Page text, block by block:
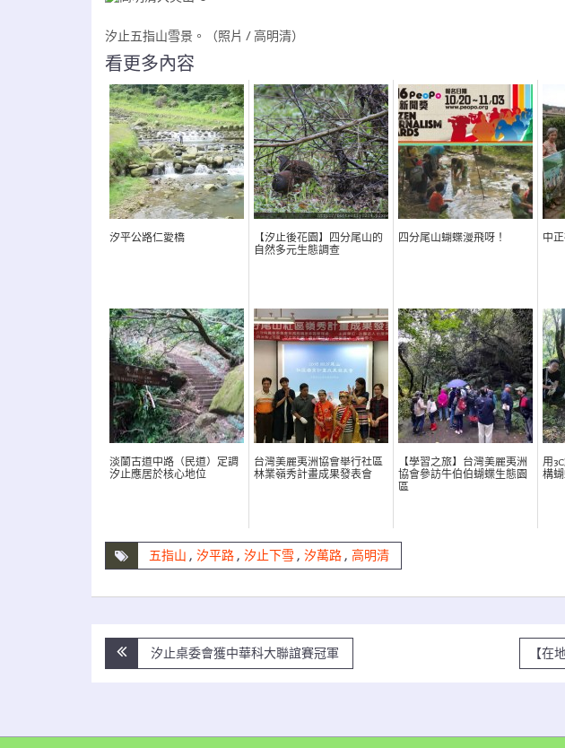
汐止五指山雪景。（照片 / 高明清）
看更多內容
汐平公路仁愛橋
【汐止後花園】四分尾山的
自然多元生態調查
四分尾山蝴蝶漫飛呀！ 中
淡蘭古道中路（民道）定調
汐止應居於核心地位
台灣美麗夷洲協會舉行社區
林業嶺秀計畫成果發表會
【學習之旅】台灣美麗夷洲
協會參訪牛伯伯蝴蝶生態園
區
用
構
五指山 , 汐平路 , 汐止下雪 , 汐萬路 , 高明清
文
覽
汐止桌委會獲中華科大聯誼賽冠軍 【在